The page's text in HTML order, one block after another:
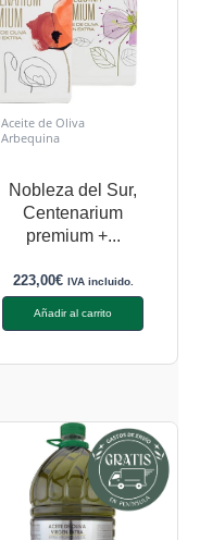
Aceite de Oliva
Arbequina
Nobleza del Sur,
Centenarium
premium +...
223,00€ IVA incluido.
Añadir al carrito